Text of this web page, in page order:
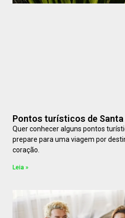
Pontos turísticos de Santa
Quer conhecer alguns pontos
prepare para uma viagem por
coração.
Leia »